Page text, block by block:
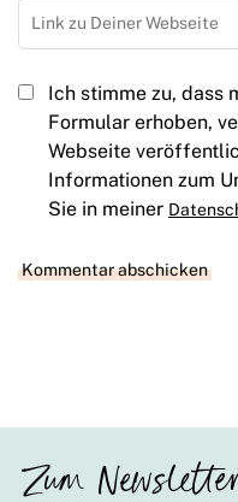
Ich stimme zu, dass
Formular erhoben,
Webseite
Informationen zum
Sie in meiner
Zum